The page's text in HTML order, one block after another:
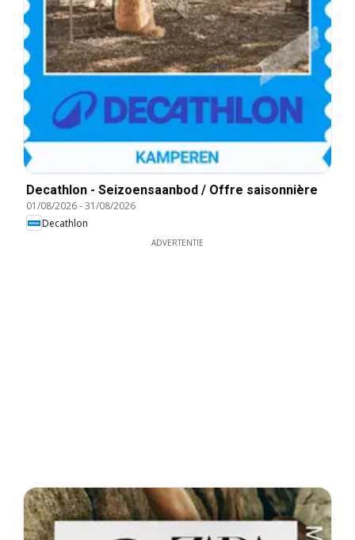
Decathlon - Seizoensaanbod / Offre saisonnière
01/08/2026-31/08/2026
Decathlon
ADVERTENTIE